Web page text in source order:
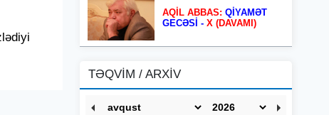
AQİL ABBAS: QİYAMƏT
GECƏSİ - X (DAVAMI)
TƏQVİM / ARXİV